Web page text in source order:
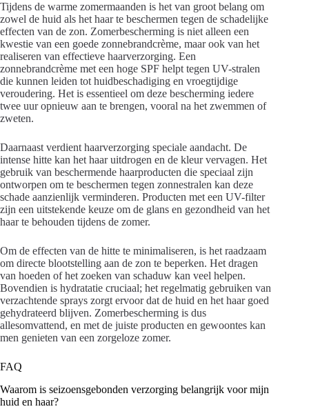
Tijdens de warme zomermaanden is het van groot belang om
zowel de huid als het haar te beschermen tegen de schadelijke
effecten van de zon. Zomerbescherming is niet alleen een
kwestie van een goede zonnebrandcrème, maar ook van het
realiseren van effectieve haarverzorging. Een
zonnebrandcrème met een hoge SPF helpt tegen UV-stralen
die kunnen leiden tot huidbeschadiging en vroegtijdige
veroudering. Het is essentieel om deze bescherming iedere
twee uur opnieuw aan te brengen, vooral na het zwemmen of
zweten.
Daarnaast verdient haarverzorging speciale aandacht. De
intense hitte kan het haar uitdrogen en de kleur vervagen. Het
gebruik van beschermende haarproducten die speciaal zijn
ontworpen om te beschermen tegen zonnestralen kan deze
schade aanzienlijk verminderen. Producten met een UV-filter
zijn een uitstekende keuze om de glans en gezondheid van het
haar te behouden tijdens de zomer.
Om de effecten van de hitte te minimaliseren, is het raadzaam
om directe blootstelling aan de zon te beperken. Het dragen
van hoeden of het zoeken van schaduw kan veel helpen.
Bovendien is hydratatie cruciaal; het regelmatig gebruiken van
verzachtende sprays zorgt ervoor dat de huid en het haar goed
gehydrateerd blijven. Zomerbescherming is dus
allesomvattend, en met de juiste producten en gewoontes kan
men genieten van een zorgeloze zomer.
FAQ
Waarom is seizoensgebonden verzorging belangrijk voor mijn
huid en haar?